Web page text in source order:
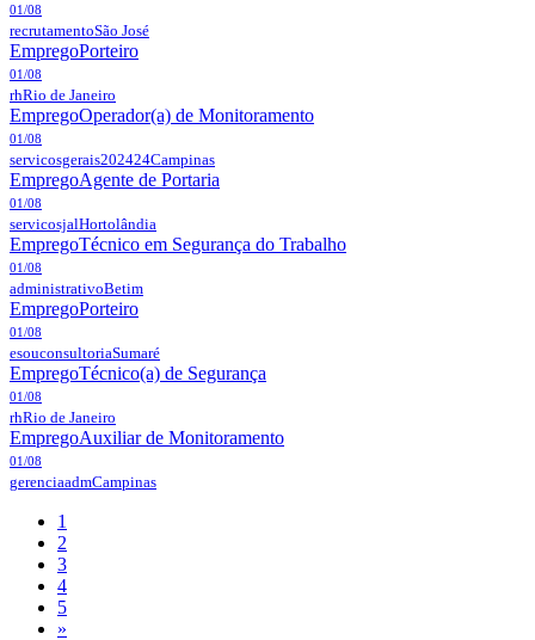
01/08
recrutamentoSão José
EmpregoPorteiro
01/08
rhRio de Janeiro
EmpregoOperador(a) de Monitoramento
01/08
servicosgerais202424Campinas
EmpregoAgente de Portaria
01/08
servicosjalHortolândia
EmpregoTécnico em Segurança do Trabalho
01/08
administrativoBetim
EmpregoPorteiro
01/08
esouconsultoriaSumaré
EmpregoTécnico(a) de Segurança
01/08
rhRio de Janeiro
EmpregoAuxiliar de Monitoramento
01/08
gerenciaadmCampinas
1
2
3
4
5
»